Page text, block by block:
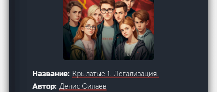
Название: Крылатые 1. Легализация.
Автор:Денис Силаев